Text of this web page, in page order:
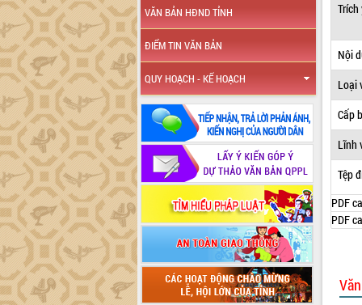
VĂN BẢN HĐND TỈNH
ĐIỂM TIN VĂN BẢN
QUY HOẠCH - KẾ HOẠCH
Trích
Nội
Loại
Cấp
Lĩnh
Tệp
PDF
PDF